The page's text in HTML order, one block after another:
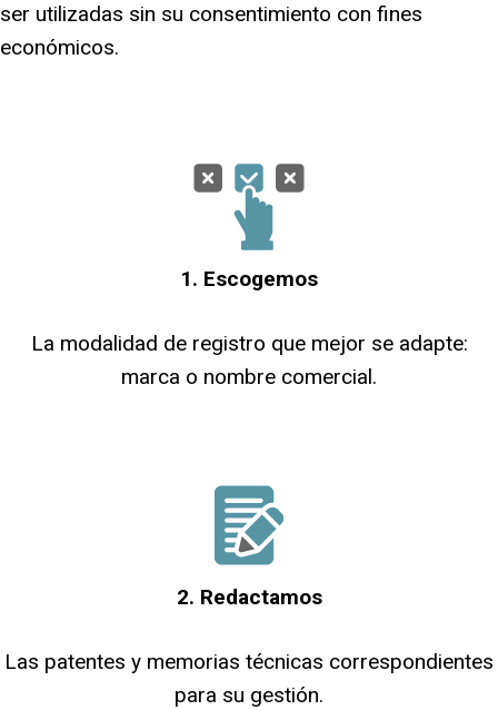
ser utilizadas sin su consentimiento con fines
económicos.
1. Escogemos
La modalidad de registro que mejor se adapte:
marca o nombre comercial.
2. Redactamos
Las patentes y memorias técnicas correspondientes
para su gestión.